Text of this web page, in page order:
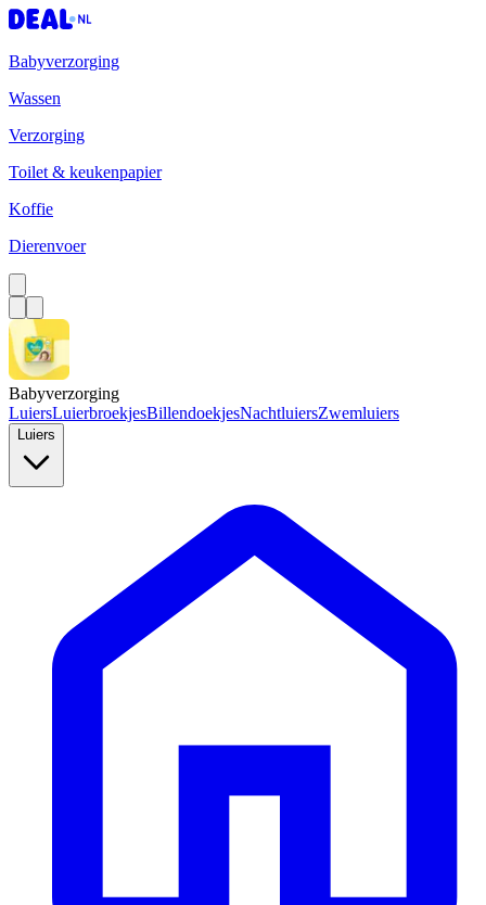
Babyverzorging
Wassen
Verzorging
Toilet & keukenpapier
Koffie
Dierenvoer
Babyverzorging
LuiersLuierbroekjesBillendoekjesNachtluiersZwemluiers
Luiers